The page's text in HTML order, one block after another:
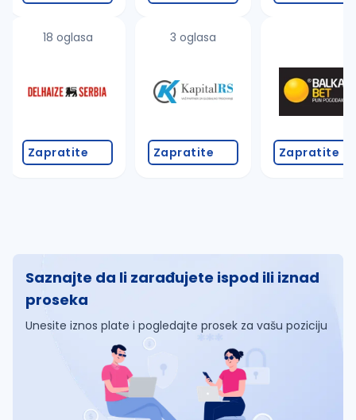
18 oglasa
Zapratite
3 oglasa
Zapratite Zapratite
Saznajte da li zarađujete ispod ili iznad
proseka
Unesite iznos plate i pogledajte prosek za vašu poziciju